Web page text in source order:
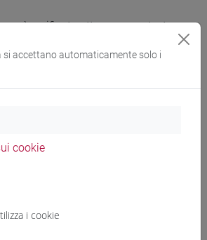
sarà verificato attraverso un test
il dovere di vigilare affinché siano
comportamento irregolare,
si accettano automaticamente solo i
cookie
i cookie